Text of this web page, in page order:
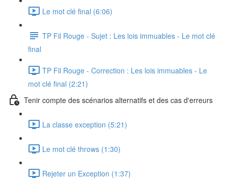
Le mot clé final (6:06)
TP Fil Rouge - Sujet : Les lois immuables - Le mot clé
final
TP Fil Rouge - Correction : Les lois immuables - Le
mot clé final (2:21)
Tenir compte des scénarios alternatifs et des cas d'erreurs
La classe exception (5:21)
Le mot clé throws (1:30)
Rejeter un Exception (1:37)